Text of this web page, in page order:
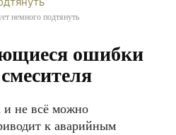
немного подтянуть
ошибки
и не всё можно
к аварийным